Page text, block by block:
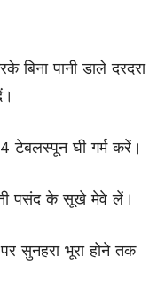
पानी डाले दरदरा
घी गर्म करें।
पसंद के सूखे मेवे लें।
सुनहरा भूरा होने तक